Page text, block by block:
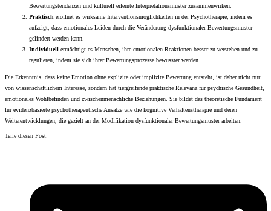
Bewertungstendenzen und kulturell erlernte Interpretationsmuster zusammenwirken.
Praktisch eröffnet es wirksame Interventionsmöglichkeiten in der Psychotherapie, indem es
aufzeigt, dass emotionales Leiden durch die Veränderung dysfunktionaler Bewertungsmuster
gelindert werden kann.
Individuell ermächtigt es Menschen, ihre emotionalen Reaktionen besser zu verstehen und zu
regulieren, indem sie sich ihrer Bewertungsprozesse bewusster werden.
Die Erkenntnis, dass keine Emotion ohne explizite oder implizite Bewertung entsteht, ist daher nicht nur
von wissenschaftlichem Interesse, sondern hat tiefgreifende praktische Relevanz für psychische Gesundheit,
emotionales Wohlbefinden und zwischenmenschliche Beziehungen. Sie bildet das theoretische Fundament
für evidenzbasierte psychotherapeutische Ansätze wie die kognitive Verhaltenstherapie und deren
Weiterentwicklungen, die gezielt an der Modifikation dysfunktionaler Bewertungsmuster arbeiten.
Teile diesen Post: